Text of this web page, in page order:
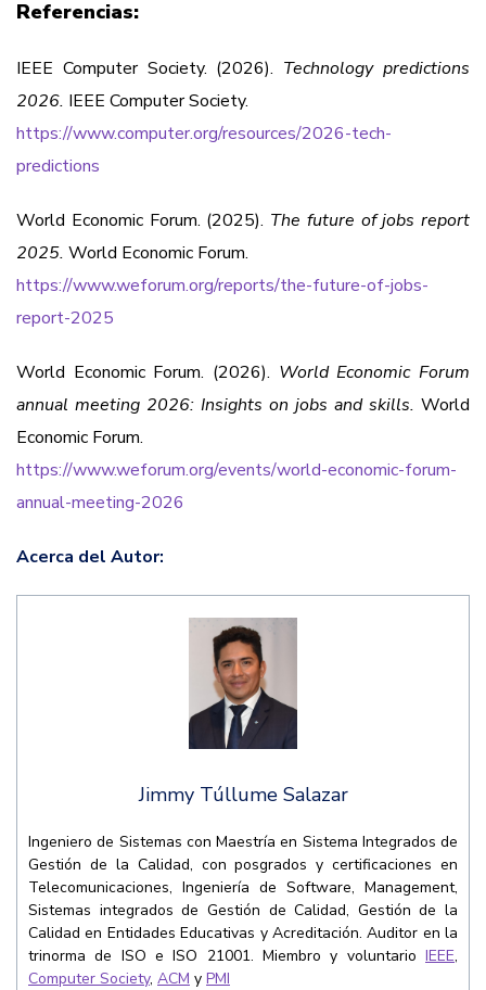
Referencias:
IEEE Computer Society. (2026). Technology predictions
2026. IEEE Computer Society.
https://www.computer.org/resources/2026-tech-
predictions
World Economic Forum. (2025). The future of jobs report
2025. World Economic Forum.
https://www.weforum.org/reports/the-future-of-jobs-
report-2025
World Economic Forum. (2026). World Economic Forum
annual meeting 2026: Insights on jobs and skills. World
Economic Forum.
https://www.weforum.org/events/world-economic-forum-
annual-meeting-2026
Acerca del Autor:
Jimmy Túllume Salazar
Ingeniero de Sistemas con Maestría en Sistema Integrados de
Gestión de la Calidad, con posgrados y certificaciones en
Telecomunicaciones, Ingeniería de Software, Management,
Sistemas integrados de Gestión de Calidad, Gestión de la
Calidad en Entidades Educativas y Acreditación. Auditor en la
trinorma de ISO e ISO 21001. Miembro y voluntario IEEE,
Computer Society, ACM y PMI